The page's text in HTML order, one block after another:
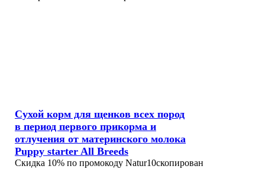
Сухой корм для щенков всех пород
в период первого прикорма и
отлучения от материнского молока
Puppy starter All Breeds
Скидка 10% по промокоду Natur10скопирован